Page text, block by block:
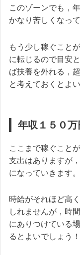
このゾーンでも，
かなり苦しくなっ
もう少し稼ぐこと
に転じるので目安
ば扶養を外れる，
と考えておくとよ
年収１５０
ここまで稼ぐこと
支出はありますが
になっていきます。
時給がそれほど高
しれませんが，時
にありつけている
るとよいでしょう！